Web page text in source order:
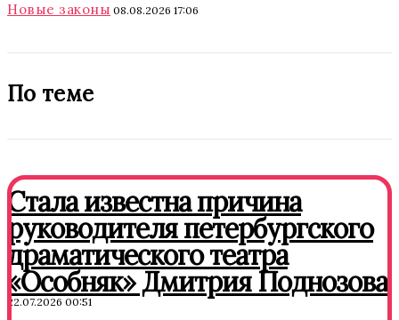
Новые законы 08.08.2026 17:06
По теме
Стала известна причина
руководителя петербургского
драматического театра
«Особняк» Дмитрия Поднозова
22.07.2026 00:51